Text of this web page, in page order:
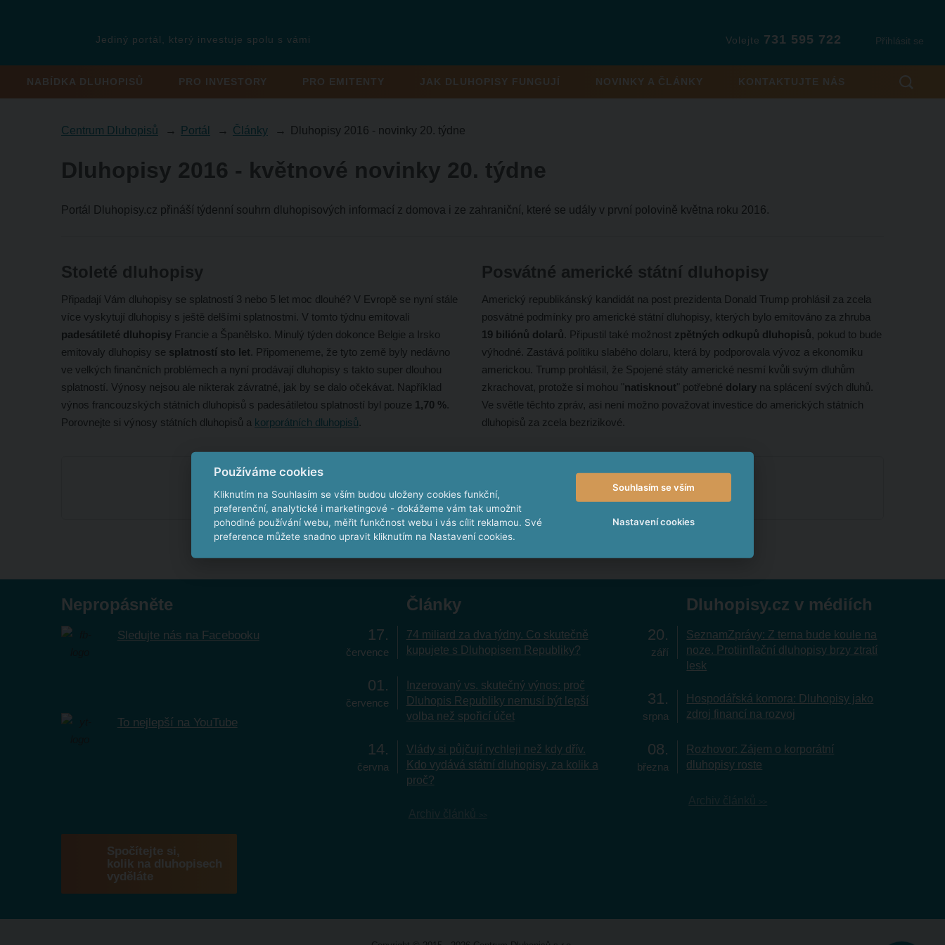
Jediný portál, který investuje spolu s vámi Přihlásit se
Volejte 731 595 722
NABÍDKA DLUHOPISŮ PRO INVESTORY PRO EMITENTY JAK DLUHOPISY FUNGUJÍ NOVINKY A ČLÁNKY KONTAKTUJTE NÁS
Centrum Dluhopisů Portál Články Dluhopisy 2016 - novinky 20. týdne
Dluhopisy 2016 - květnové novinky 20. týdne
Portál Dluhopisy.cz přináší týdenní souhrn dluhopisových informací z domova i ze zahraniční, které se udály v první polovině května roku 2016.
Stoleté dluhopisy
Připadají Vám dluhopisy se splatností 3 nebo 5 let moc dlouhé? V Evropě se nyní stále
více vyskytují dluhopisy s ještě delšími splatnostmi. V tomto týdnu emitovali
padesátileté dluhopisy Francie a Španělsko. Minulý týden dokonce Belgie a Irsko
emitovaly dluhopisy se splatností sto let. Připomeneme, že tyto země byly nedávno
ve velkých finančních problémech a nyní prodávají dluhopisy s takto super dlouhou
splatností. Výnosy nejsou ale nikterak závratné, jak by se dalo očekávat. Například
výnos francouzských státních dluhopisů s padesátiletou splatností byl pouze 1,70 %.
Porovnejte si výnosy státních dluhopisů a korporátních dluhopisů.
Posvátné americké státní dluhopisy
Americký republikánský kandidát na post prezidenta Donald Trump prohlásil za zcela
posvátné podmínky pro americké státní dluhopisy, kterých bylo emitováno za zhruba
19 biliónů dolarů. Připustil také možnost zpětných odkupů dluhopisů, pokud to bude
výhodné. Zastává politiku slabého dolaru, která by podporovala vývoz a ekonomiku
americkou. Trump prohlásil, že Spojené státy americké nesmí kvůli svým dluhům
zkrachovat, protože si mohou " natisknout" potřebné dolaryna splácení svých dluhů.
Ve světle těchto zpráv, asi není možno považovat investice do amerických státních
dluhopisů za zcela bezrizikové.
CHCI VÍCE INFORMACÍ O DLUHOPISECH
Nepropásněte
Sledujte nás na Facebooku
To nejlepší na YouTube
Spočítejte si,
kolik na dluhopisech
vyděláte
Články
17
července
74 miliard za dva týdny. Co skutečně
kupujete s Dluhopisem Republiky?
01
července
Inzerovaný vs. skutečný výnos: proč
Dluhopis Republiky nemusí být lepší
volba než spořicí účet
14
června
Vlády si půjčují rychleji než kdy dřív.
Kdo vydává státní dluhopisy, za kolik a
proč?
Dluhopisy.cz v médiích
20
září
SeznamZprávy: Z terna bude koule na
noze. Protiinflační dluhopisy brzy ztratí
lesk
31
srpna
Hospodářská komora: Dluhopisy jako
zdroj financí na rozvoj
08
března
Rozhovor: Zájem o korporátní
dluhopisy roste
Používáme cookies
Kliknutím na Souhlasím se vším budou uloženy cookies funkční,
preferenční, analytické i marketingové - dokážeme vám tak umožnit
pohodlné používání webu, měřit funkčnost webu i vás cílit reklamou. Své
preference můžete snadno upravit kliknutím na Nastavení cookies.
Souhlasím se vším
Nastavení cookies